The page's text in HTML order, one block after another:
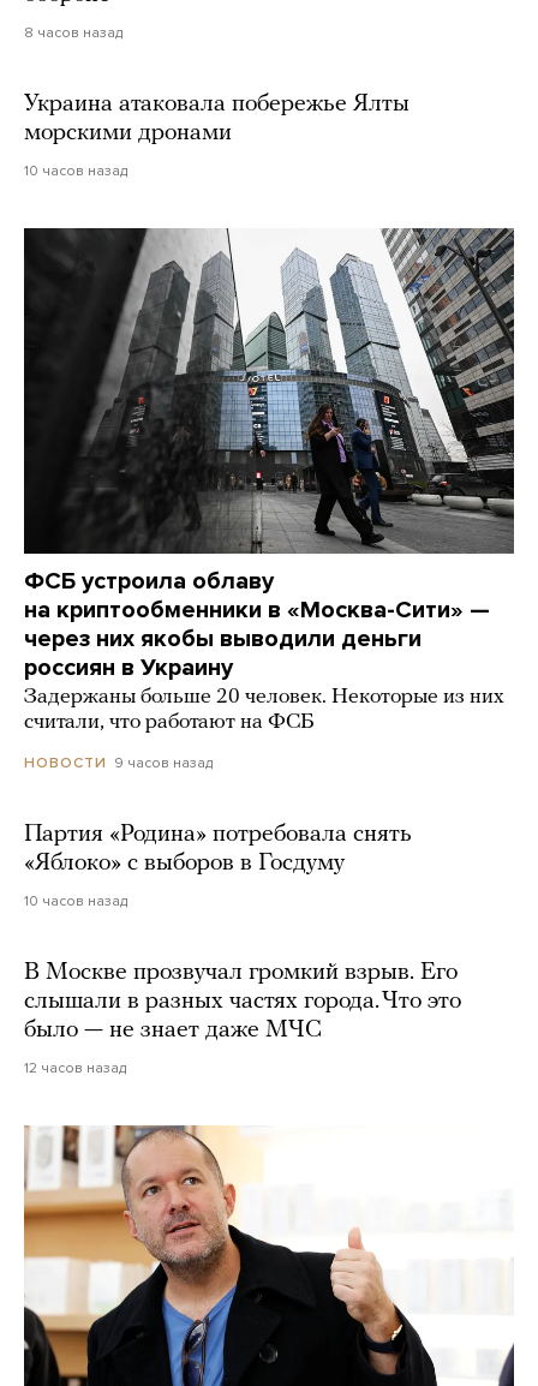
8 часов назад
Украина атаковала побережье Ялты
морскими дронами
10 часов назад
ФСБ устроила облаву
на криптообменники в «Москва-Сити» —
через них якобы выводили деньги
россиян в Украину
Задержаны больше 20 человек. Некоторые из них
считали, что работают на ФСБ
НОВОСТИ 9 часов назад
Партия «Родина» потребовала снять
«Яблоко» с выборов в Госдуму
10 часов назад
В Москве прозвучал громкий взрыв. Его
слышали в разных частях города. Что это
было — не знает даже МЧС
12 часов назад